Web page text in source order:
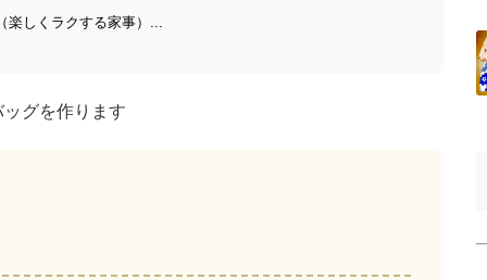
しくラクする家事）...
グを作ります